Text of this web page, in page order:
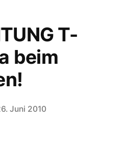
T-
beim
Juni 2010